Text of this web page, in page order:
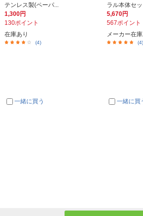
テンレス製(ペーパ...
1,300円
130ポイント
在庫あり
(4)
一緒に買う
ラル本体セ
5,670円
567ポイント
メーカー在庫
(4)
一緒に買